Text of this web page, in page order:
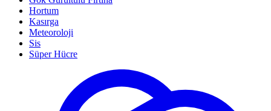
Hortum
Kasırga
Meteoroloji
Sis
Süper Hücre